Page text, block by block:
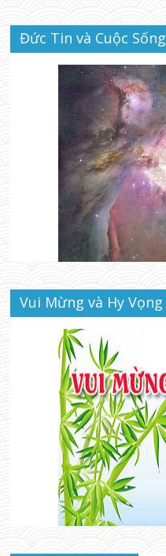
Đức Tin và Cuộc Sống
Vui Mừng và Hy Vọng